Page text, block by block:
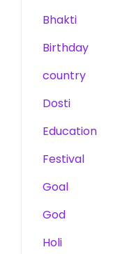
Bhakti
Birthday
country
Dosti
Education
Festival
Goal
God
Holi